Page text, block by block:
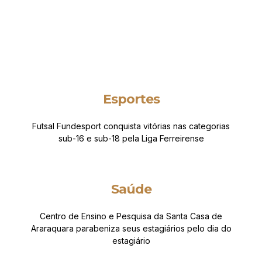
Esportes
Futsal Fundesport conquista vitórias nas categorias
sub-16 e sub-18 pela Liga Ferreirense
Saúde
Centro de Ensino e Pesquisa da Santa Casa de
Araraquara parabeniza seus estagiários pelo dia do
estagiário